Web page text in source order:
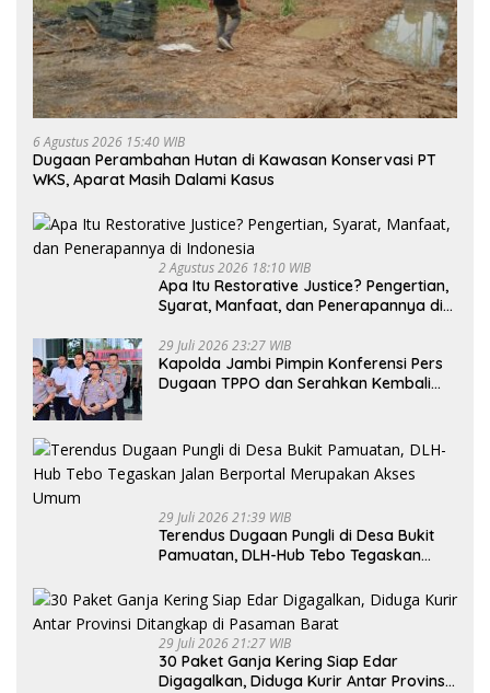
6 Agustus 2026 15:40 WIB
Dugaan Perambahan Hutan di Kawasan Konservasi PT
WKS, Aparat Masih Dalami Kasus
2 Agustus 2026 18:10 WIB
Apa Itu Restorative Justice? Pengertian,
Syarat, Manfaat, dan Penerapannya di
29 Juli 2026 23:27 WIB
Kapolda Jambi Pimpin Konferensi Pers
Dugaan TPPO dan Serahkan Kembali
29 Juli 2026 21:39 WIB
Terendus Dugaan Pungli di Desa Bukit
Pamuatan, DLH-Hub Tebo Tegaskan
Umum
29 Juli 2026 21:27 WIB
30 Paket Ganja Kering Siap Edar
Digagalkan, Diduga Kurir Antar Provinsi